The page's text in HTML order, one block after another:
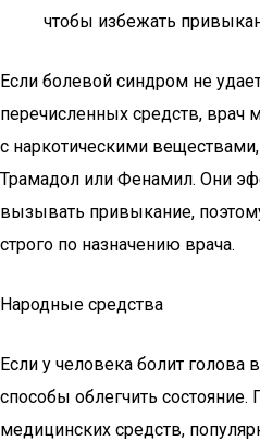
чтобы избежать
Если болевой синдром не
перечисленных средств, врач
с наркотическими
Трамадол или Фенамил. Они
вызывать привыкание,
строго по назначению врача.
Народные средства
Если у человека болит голова
способы облегчить
медицинских средств,